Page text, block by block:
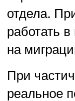
отдела.
работать
на
При
реальное